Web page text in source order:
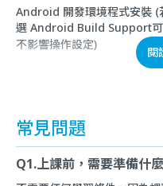
Android 開發環境程式安裝
選 Android Build Support可
不影響操作設定)
閱
常見問題
Q1.上課前，需要準備什